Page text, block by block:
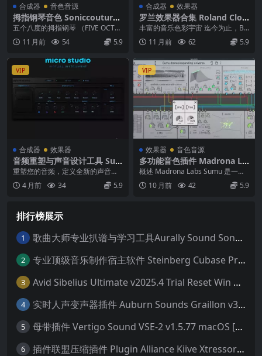
合成器 音色音源
拇指钢琴音色 Soniccouture
Array Mbira v1.5.0 KONTAK
五个八度的拇指钢琴 （FIVE OCTAV
E THUMB PIANO） Mbir...
11 月前 54 5.9
合成器 效果器
罗兰效果器合集 Roland Clou
d BOSS Effects Pedals v1.0.
丰富的音乐色彩宇宙 迄今为止，BO
SS 已推出超过140种独特的迷你效
果器，全球...
11 月前 62 5.9
VIP
合成器 效果器
音频重塑与声音设计工具 Sug
ar Bytes Transfigure v1.0.0
WiN MAC
重塑您的音频，定义全新的声音景
观 产品概述 Sugar Bytes Transf...
4 月前 34 5.9
VIP
效果器 音色音源
多功能音色插件 Madrona La
bs Sumu v1.1.1 Incl Keygen
(WiN and macOS)-R2R
概述 Madrona Labs Sumu 是一款
突破性的软件合成器，融合了加法
再...10 月前 42 5.9
排行榜展示
1 歌曲大师专业扒谱与学习工具Aurally Sound Song Master PRO v2.7.04 WiN
2 专业顶级音乐制作宿主软件 Steinberg Cubase Pro 14 v14.0.32 VR/R2R 原厂音源内含安装教程 [WiN MAC]（80GB+）
3 Avid Sibelius Ultimate v2025.4 Trial Reset Win 无限试用版 乐谱软件 西贝柳斯 MAC含音色库25G
4 实时人声变声器插件 Auburn Sounds Graillon v3.1.1 macOS
5 母带插件 Vertigo Sound VSE-2 v1.5.77 macOS [HCiSO]
6 插件联盟压缩插件 Plugin Alliance Kiive Xtressor v1.0.1 WIN MAC